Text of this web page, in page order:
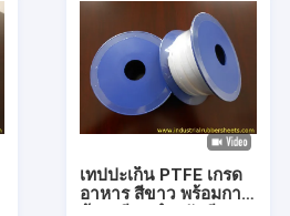
เทปปะเก็น PTFE เกรด
อาหาร สีขาว พร้อมกาว